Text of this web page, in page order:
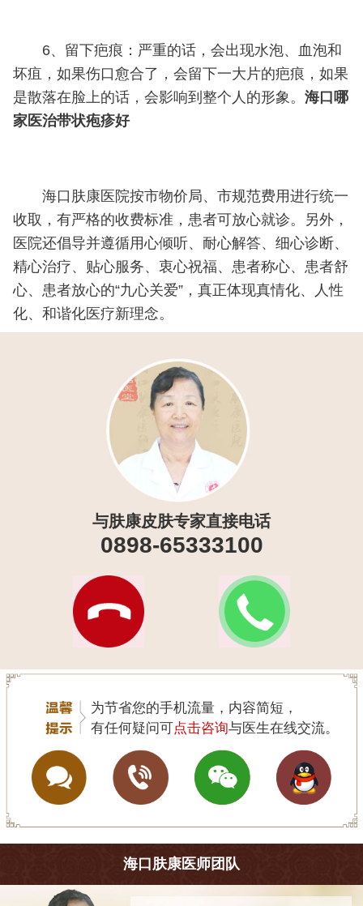
6、留下疤痕：严重的话，会出现水泡、血泡和
坏疽，如果伤口愈合了，会留下一大片的疤痕，如果
是散落在脸上的话，会影响到整个人的形象。 海口哪
家医治带状疱疹好
海口肤康医院按市物价局、市规范费用进行统一
收取，有严格的收费标准，患者可放心就诊。另外，
医院还倡导并遵循用心倾听、耐心解答、细心诊断、
精心治疗、贴心服务、衷心祝福、患者称心、患者舒
心、患者放心的“九心关爱”，真正体现真情化、人性
化、和谐化医疗新理念。
与肤康皮肤专家直接电话
0898-65333100
为节省您的手机流量，内容简短，
有任何疑问可点击咨询与医生在线交流。
海口肤康医师团队